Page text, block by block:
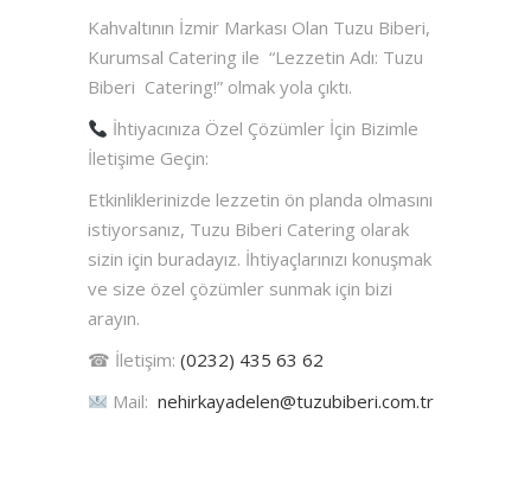
Kahvaltının İzmir Markası Olan Tuzu Biberi,
Kurumsal Catering ile “Lezzetin Adı: Tuzu
Biberi Catering!” olmak yola çıktı.
İhtiyacınıza Özel Çözümler İçin Bizimle
İletişime Geçin:
Etkinliklerinizde lezzetin ön planda olmasını
istiyorsanız, Tuzu Biberi Catering olarak
sizin için buradayız. İhtiyaçlarınızı konuşmak
ve size özel çözümler sunmak için bizi
arayın.
☎ İletişim: (0232) 435 63 62
Mail:nehirkayadelen@tuzubiberi.com.tr